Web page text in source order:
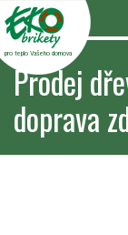
pro teplo Vašeho domova
Prodej
doprava